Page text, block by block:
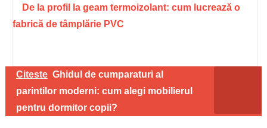
De la profil la geam termoizolant: cum lucrează o
fabrică de tâmplărie PVC
Citeste Ghidul de cumparaturi al
parintilor moderni: cum alegi mobilierul
pentru dormitor copii?